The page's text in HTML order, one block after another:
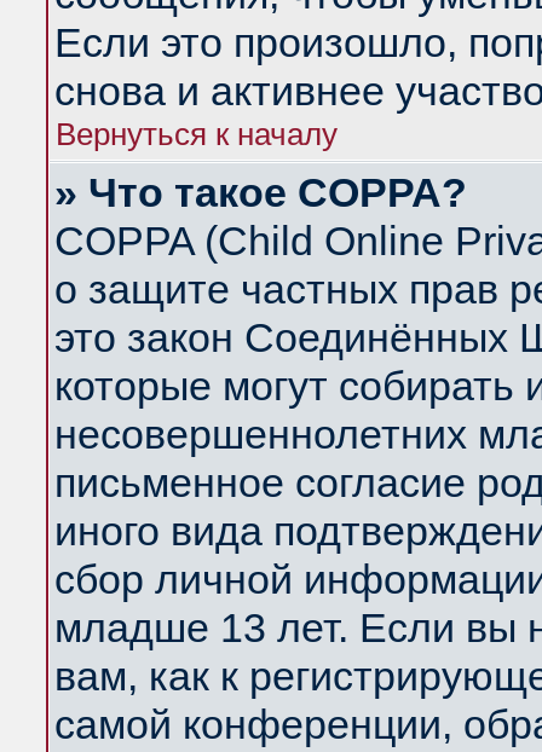
Если это произошло,
снова и активнее
Вернуться к началу
» Что такое COPPA?
COPPA (Child Online
о защите частных прав
это закон Соединённых
которые могут
несовершеннолетних
письменное согласие
иного вида
сбор личной
младше 13 лет. Если вы
вам, как к
самой конференции,